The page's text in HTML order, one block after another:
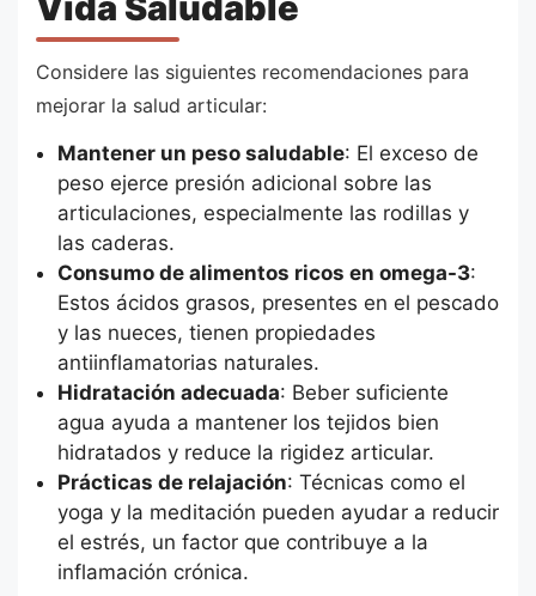
Considere las siguientes recomendaciones para
mejorar la salud articular:
Mantener un peso saludable: El exceso de
peso ejerce presión adicional sobre las
articulaciones, especialmente las rodillas y
las caderas.
Consumo de alimentos ricos en omega-3:
Estos ácidos grasos, presentes en el pescado
y las nueces, tienen propiedades
antiinflamatorias naturales.
Hidratación adecuada: Beber suficiente
agua ayuda a mantener los tejidos bien
hidratados y reduce la rigidez articular.
Prácticas de relajación: Técnicas como el
yoga y la meditación pueden ayudar a reducir
el estrés, un factor que contribuye a la
inflamación crónica.